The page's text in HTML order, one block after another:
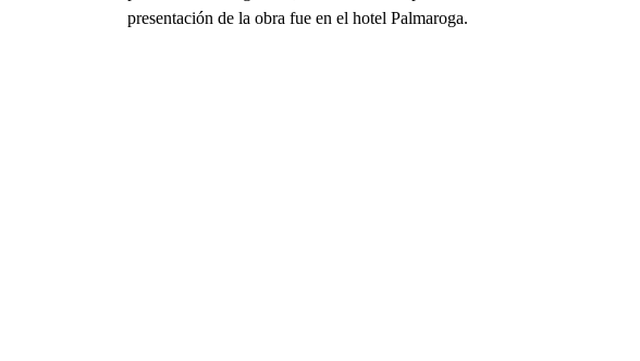
presentación de la obra fue en el hotel Palmaroga.